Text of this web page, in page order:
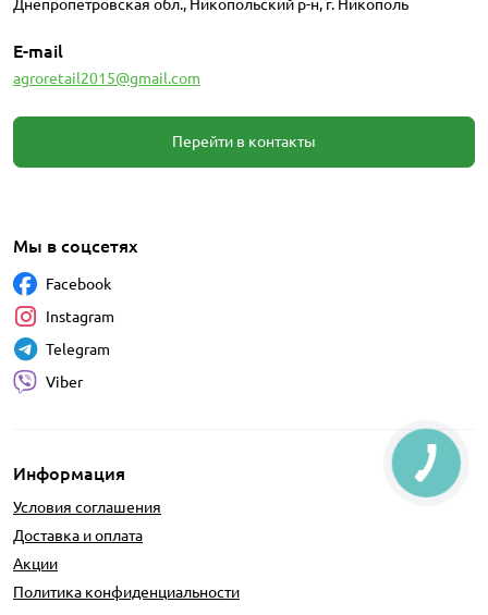
Днепропетровская обл., Никопольский р-н, г. Никополь
E-mail
agroretail2015@gmail.com
Перейти в контакты
Информация
Условия соглашения
Доставка и оплата
Акции
Политика конфиденциальности
Мы в соцсетях
Facebook
Instagram
Telegram
Viber